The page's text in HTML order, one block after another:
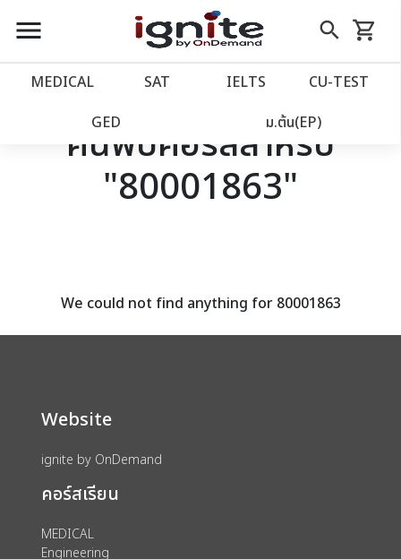
close
account_balance หน้าแรก
เว็บไซต์อิกไนท์
โปรโมชั่น
assignment ลงทะเบียน
menu search
Skip
to
shopping_cart
รถเข็น
MEDICAL SAT IELTS CU‑TEST
GED ม.ต้น(EP)
ค้นพบคอร์สสำหรับ
"80001863"
We could not find anything for 80001863
Website
ignite by OnDemand
คอร์สเรียน
MEDICAL
Engineering